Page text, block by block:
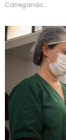
Carregando...